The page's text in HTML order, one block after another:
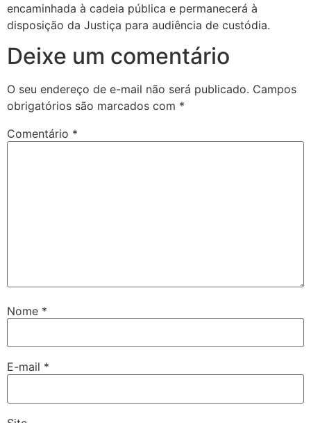
encaminhada à cadeia pública e permanecerá à
disposição da Justiça para audiência de custódia.
Deixe um comentário
O seu endereço de e-mail não será publicado. Campos
obrigatórios são marcados com *
Comentário *
Nome *
E-mail *